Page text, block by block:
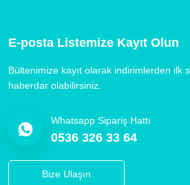
E-posta Listemize Kayıt Olun
Bültenimize kayıt olarak indirimlerden ilk
haberdar olabilirsiniz.
Whatsapp Sipariş Hattı
0536 326 33 64
Bize Ulaşın